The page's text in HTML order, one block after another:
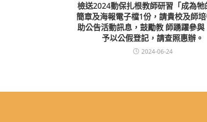
檢送2024動保扎根教師研習「成為牠
簡章及海報電子檔1份，請貴校及師
助公告活動訊息，鼓勵教 師踴躍參與
予以公假登記，請查照惠辦。
2024-06-24